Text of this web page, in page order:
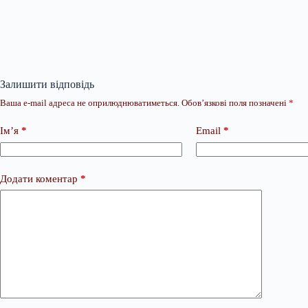
Залишити відповідь
Ваша e-mail адреса не оприлюднюватиметься. Обов’язкові поля позначені *
Ім’я * Email *
Додати коментар *